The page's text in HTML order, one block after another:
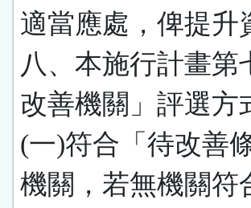
適當應處，俾提升
八、本施行計畫第
改善機關」評選方
(一)符合「待改善
機關，若無機關符